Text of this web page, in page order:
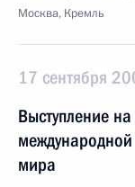
Москва, Кремль
17 сентября
Выступление
мира